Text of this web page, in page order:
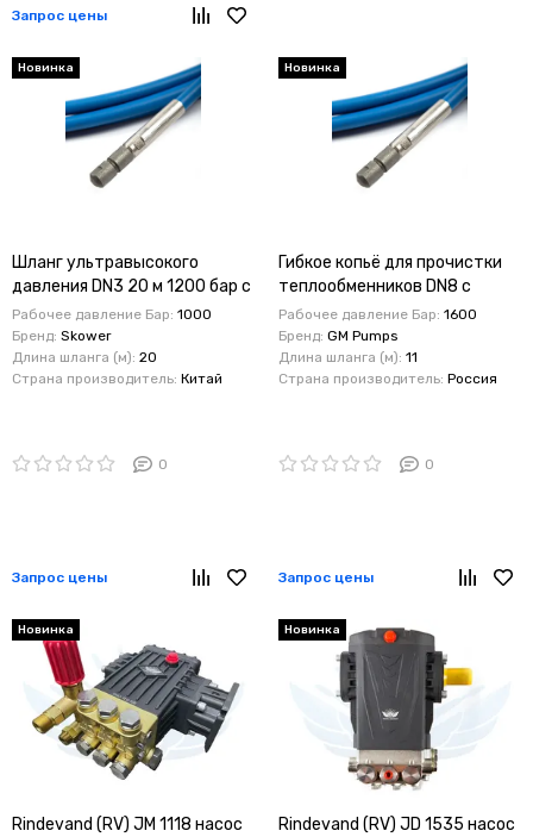
Запрос цены
Новинка
Шланг ультравысокого
давления DN3 20 м 1200 бар с
форсункой M7×1
Рабочее давление Бар: 1000
Бренд: Skower
Длина шланга (м): 20
Страна производитель: Китай
0
Запрос цены
Новинка
Гибкое копьё для прочистки
теплообменников DN8 с
форсункой 10м , 1600 бар
Рабочее давление Бар: 1600
Бренд: GM Pumps
Длина шланга (м): 11
Страна производитель: Россия
0
Запрос цены
Новинка
Rindevand (RV) JM 1118 насос
Новинка
Rindevand (RV) JD 1535 насос